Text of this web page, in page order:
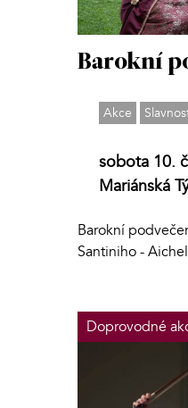
Barokní
Akce
sobota 10.
Mariánská
Barokní
Santiniho -
Doprovodné